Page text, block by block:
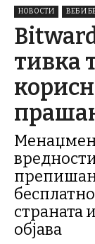
НОВОСТИ ВЕБ И
тивка
страната
објава